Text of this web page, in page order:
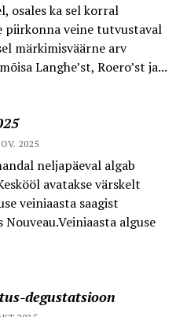
osales ka sel korral
veine tutvustaval
märkimisväärne arv
Langhe’st, Roero’st ja...
2025
neljapäeval algab
avatakse värskelt
veiniaasta saagist
alguse
degustatsioon